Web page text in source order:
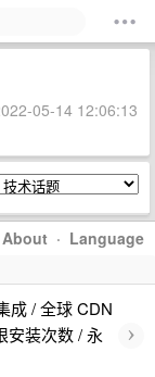
05-14 12:06:13
About · Language
成 / 全球 CDN
安装次数 / 永
›